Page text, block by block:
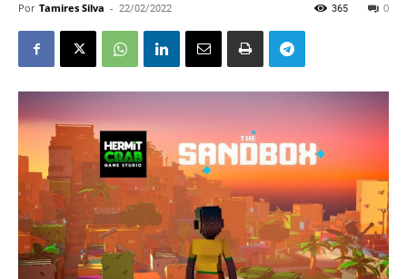
Por Tamires Silva - 22/02/2022 0
365